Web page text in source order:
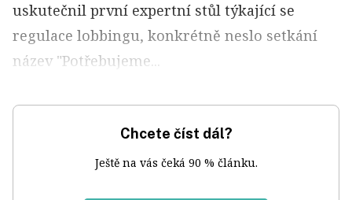
uskutečnil první expertní stůl týkající se
regulace lobbingu, konkrétně neslo setkání
název "Potřebujeme...
Chcete číst dál?
Ještě na vás čeká 90 % článku.